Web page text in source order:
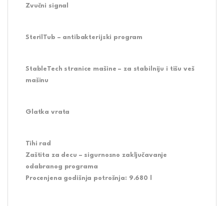
Zvučni signal
SterilTub – antibakterijski program
StableTech stranice mašine – za stabilniju i tišu veš
mašinu
Glatka vrata
Tihi rad
Zaštita za decu – sigurnosno zaključavanje
odabranog programa
Procenjena godišnja potrošnja: 9.680 l